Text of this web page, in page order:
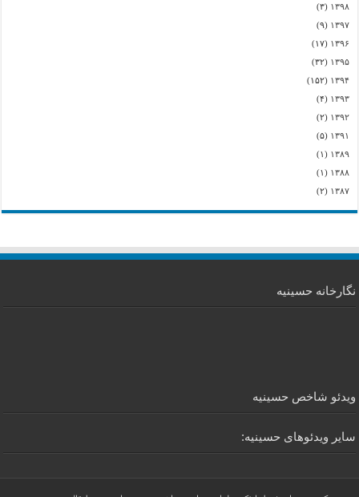
۱۳۹۸ (۳)
۱۳۹۷ (۹)
۱۳۹۶ (۱۷)
۱۳۹۵ (۳۲)
۱۳۹۴ (۱۵۲)
۱۳۹۳ (۴)
۱۳۹۲ (۲)
۱۳۹۱ (۵)
۱۳۸۹ (۱)
۱۳۸۸ (۱)
۱۳۸۷ (۲)
نگارخانه حسینیه
ویدئو شاخص حسینیه
سایر ویدئوهای حسینیه: